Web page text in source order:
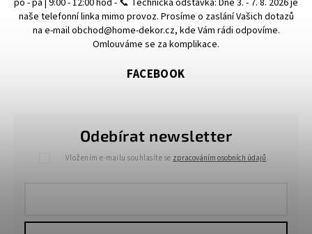
Odebírat newsletter
Vložením e-mailu souhlasíte se zpracováním osobních údajů.
naše telefonní linka mimo provoz. Prosíme o zaslání Vašich dotazů
na e-mail obchod@home-dekor.cz, kde Vám rádi odpovíme.
Omlouváme se za komplikace.
FACEBOOK